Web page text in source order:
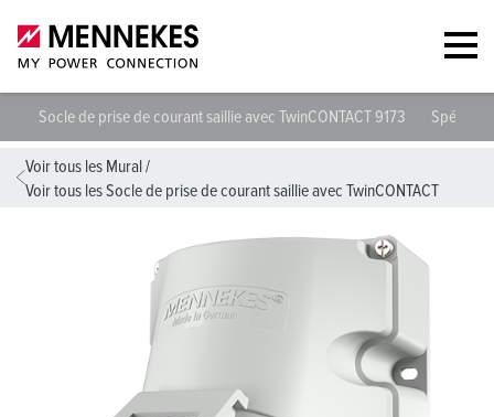
Socle de prise de courant saillie avec TwinCONTACT 9173
Voir tous les Mural /
Voir tous les Socle de prise de courant saillie avec TwinCONTACT